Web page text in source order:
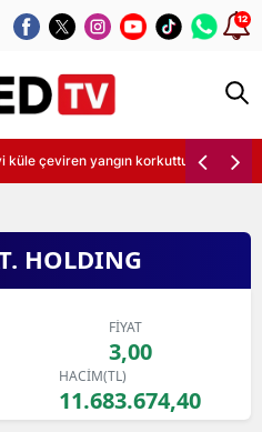
12
çeviren yangın korkuttu
HOLDING
FİYAT
3,00
HACİM(TL)
11.683.674,40